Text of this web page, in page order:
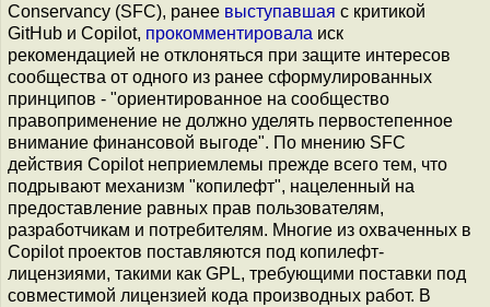
Conservancy (SFC), ранее выступавшая с критикой
GitHub и Copilot, прокомментировала иск
рекомендацией не отклоняться при защите интересов
сообщества от одного из ранее сформулированных
принципов - "ориентированное на сообщество
правоприменение не должно уделять первостепенное
внимание финансовой выгоде". По мнению SFC
действия Copilot неприемлемы прежде всего тем, что
подрывают механизм "копилефт", нацеленный на
предоставление равных прав пользователям,
разработчикам и потребителям. Многие из охваченных в
Copilot проектов поставляются под копилефт-
лицензиями, такими как GPL, требующими поставки под
совместимой лицензией кода производных работ. В